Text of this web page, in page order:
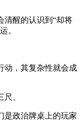
清醒的认识到“却将
。
动，其复杂性就会成
。
是政治牌桌上的玩家